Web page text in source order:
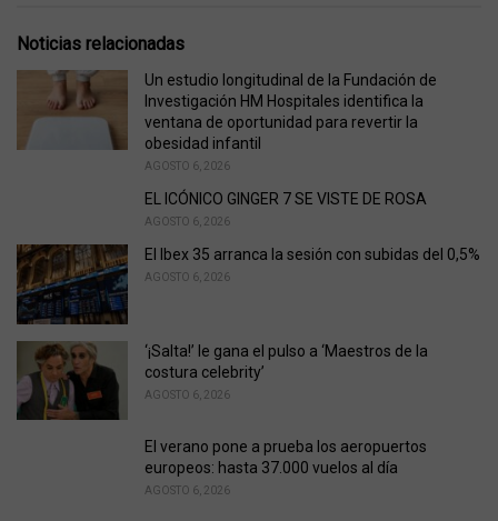
eNoticias relacionadas
Un estudio longitudinal de la Fundación de
Investigación HM Hospitales identifica la
ventana de oportunidad para revertir la
obesidad infantil
AGOSTO 6, 2026
EL ICÓNICO GINGER 7 SE VISTE DE ROSA
AGOSTO 6, 2026
El Ibex 35 arranca la sesión con subidas del 0,5%
AGOSTO 6, 2026
‘¡Salta!’ le gana el pulso a ‘Maestros de la
costura celebrity’
AGOSTO 6, 2026
El verano pone a prueba los aeropuertos
europeos: hasta 37.000 vuelos al día
AGOSTO 6, 2026